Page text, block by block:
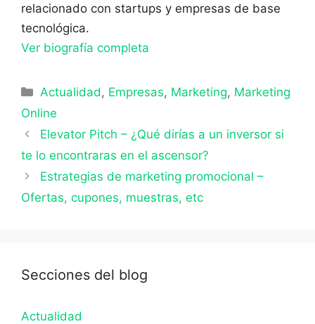
relacionado con startups y empresas de base
tecnológica.
Ver biografía completa
Categorías
Actualidad , Empresas, Marketing, Marketing
Online
Elevator Pitch – ¿Qué dirías a un inversor si
te lo encontraras en el ascensor?
Estrategias de marketing promocional –
Ofertas, cupones, muestras, etc
Secciones del blog
Actualidad